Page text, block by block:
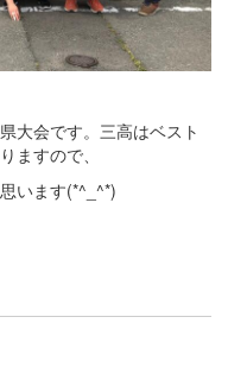
大会です。三高はベスト
ますので、
います(*^_^*)